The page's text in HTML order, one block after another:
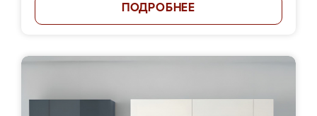
ПОДРОБНЕЕ